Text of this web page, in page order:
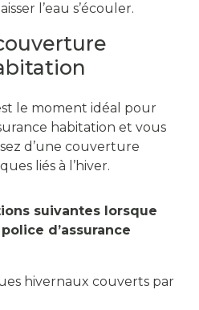
l’eau s’écouler.
le moment idéal pour
habitation et vous
d’une couverture
liés à l’hiver.
suivantes lorsque
d’assurance
hivernaux couverts par